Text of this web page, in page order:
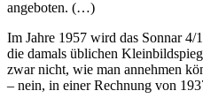
angeboten. (…)
Im Jahre 1957 wird das Sonnar
die damals üblichen
zwar nicht, wie man annehmen
– nein, in einer Rechnung von